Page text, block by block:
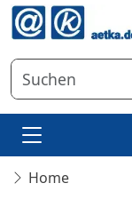
Home